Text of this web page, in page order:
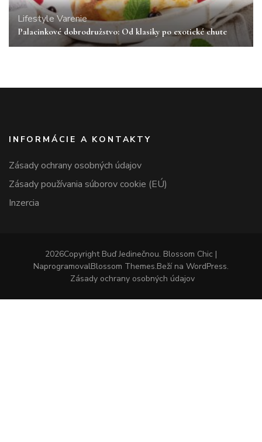
LifestyleVarenie
Palacinkové dobrodružstvo: Od klasiky po exotické chute
INFORMÁCIE A KONTAKTY
Zásady ochrany osobných údajov
Zásady používania súborov cookie (EÚ)
Inzercia
2026Copyright Buď Jedinečnou. Blossom Chic |
NaprogramovalBlossom Themes.Beží na WordPress.
Zásady ochrany osobných údajov